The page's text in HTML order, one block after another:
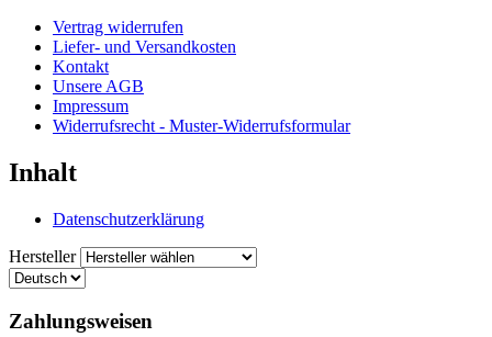
Vertrag widerrufen
Liefer- und Versandkosten
Kontakt
Unsere AGB
Impressum
Widerrufsrecht - Muster-Widerrufsformular
Inhalt
Datenschutzerklärung
Hersteller
Zahlungsweisen